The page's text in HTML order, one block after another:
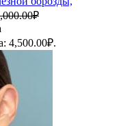
₽
4,500.00₽.